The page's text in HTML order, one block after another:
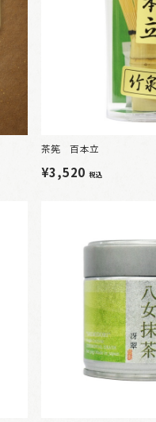
茶筅 百本立
¥3,520 税込